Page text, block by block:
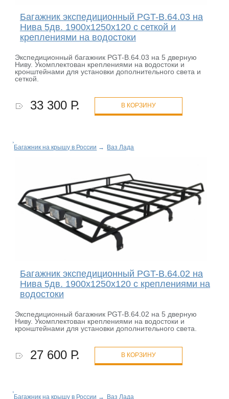
Багажник экспедиционный PGT-B.64.03 на
Нива 5дв. 1900х1250х120 с сеткой и
креплениями на водостоки
Экспедиционный багажник PGT-B.64.03 на 5 дверную
Ниву. Укомплектован креплениями на водостоки и
кронштейнами для установки дополнительного света и
сеткой.
33 300 Р. В КОРЗИНУ
Багажник на крышу в России → Ваз Лада
Багажник экспедиционный PGT-B.64.02 на
Нива 5дв. 1900х1250х120 с креплениями на
водостоки
Экспедиционный багажник PGT-B.64.02 на 5 дверную
Ниву. Укомплектован креплениями на водостоки и
кронштейнами для установки дополнительного света.
27 600 Р. В КОРЗИНУ
Багажник на крышу в России → Ваз Лада